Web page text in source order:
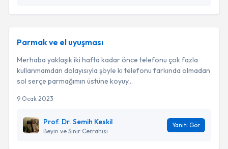
Parmak ve el uyuşması
Merhaba yaklaşık iki hafta kadar önce telefonu çok fazla
kullanmamdan dolayısıyla şöyle ki telefonu farkında olmadan
sol serçe parmağımın üstüne koyuy...
9 Ocak 2023
Prof. Dr. Semih Keskil
Beyin ve Sinir Cerrahisi
Yanıtı Gör